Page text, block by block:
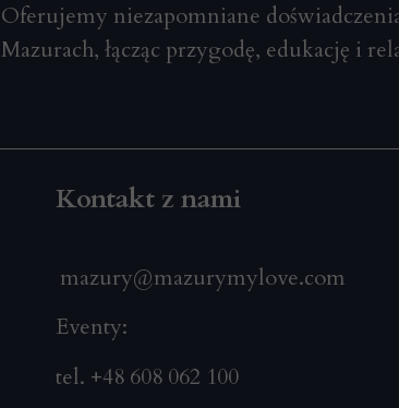
Oferujemy niezapomniane
Mazurach, łącząc przygodę, edukację i
mazury@mazurymylove.com
Kontakt z nami
Eventy:
tel. +48 608 062 100